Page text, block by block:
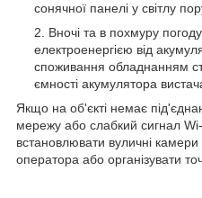
сонячної панелі у світлу
Вночі та в похмуру
електроенергією від
споживання обладнанням
ємності акумулятора
Якщо на об'єкті немає
мережу або слабкий сигнал
встановлювати вуличні
оператора або організувати